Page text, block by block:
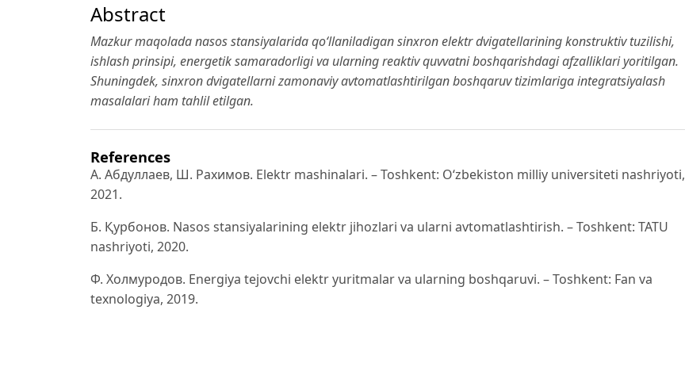
Abstract
Mazkur maqolada nasos stansiyalarida qo‘llaniladigan sinxron elektr dvigatellarining konstruktiv tuzilishi,
ishlash prinsipi, energetik samaradorligi va ularning reaktiv quvvatni boshqarishdagi afzalliklari yoritilgan.
Shuningdek, sinxron dvigatellarni zamonaviy avtomatlashtirilgan boshqaruv tizimlariga integratsiyalash
masalalari ham tahlil etilgan.
References
А. Абдуллаев, Ш. Рахимов. Elektr mashinalari. – Toshkent: O‘zbekiston milliy universiteti nashriyoti,
2021.
Б. Қурбонов. Nasos stansiyalarining elektr jihozlari va ularni avtomatlashtirish. – Toshkent: TATU
nashriyoti, 2020.
Ф. Холмуродов. Energiya tejovchi elektr yuritmalar va ularning boshqaruvi. – Toshkent: Fan va
texnologiya, 2019.